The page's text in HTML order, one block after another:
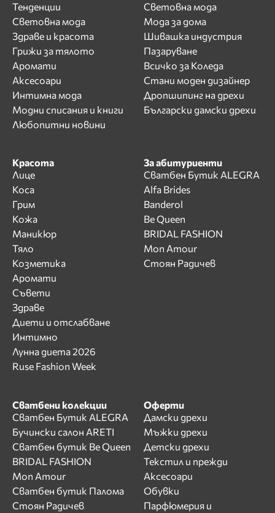
Тенденции
Световна мода
Здраве и красота
Грижи за тялото
Аромати
Аксесоари
Интимна мода
Модни списания и книги
Любопитни новини
Световна мода
Мода за дома
Шивашка индустрия
Пазаруване
Всичко за Коледа
Стани моден дизайнер
Дропшипинг на дрехи
Български дамски дрехи
Красота
Лице
Коса
Грим
Кожа
Маникюр
Тяло
Козметика
Аромати
Съвети
Здраве
Диети и отслабване
Интимно
Лунна диета 2026
Ruse Fashion Week
За абитуриенти
Сватбен Бутик ALEGRA
Alfa Brides
Banderol
Be Queen
BRIDAL FASHION
Mon Amour
Стоян Радичев
Сватбени колекции
Сватбен Бутик ALEGRA
Бучински салон ARETI
Сватбен бутик Be Queen
BRIDAL FASHION
Mon Amour
Сватбен бутик Палома
Стоян Радичев
Оферти
Дамски дрехи
Мъжки дрехи
Детски дрехи
Текстил и прежди
Аксесоари
Обувки
Парфюмерия и